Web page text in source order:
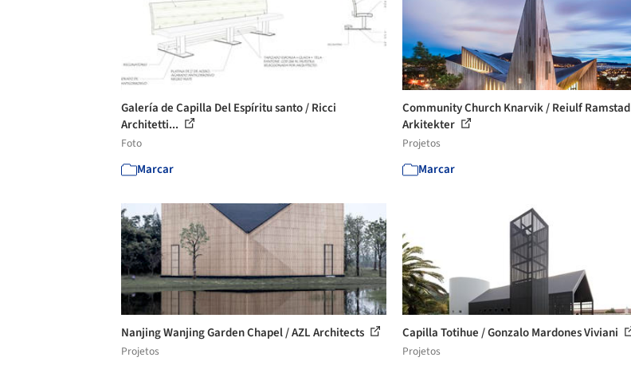
Galería de Capilla Del Espíritu santo / Ricci
Architetti...
Foto
Marcar
Community Church Knarvik / Reiulf Ramstad
Arkitekter
Projetos
Marcar
Nanjing Wanjing Garden Chapel / AZL Architects
Projetos
Capilla Totihue / Gonzalo Mardones Viviani
Projetos